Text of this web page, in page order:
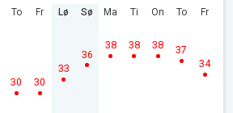
To
30
Fr
30
Lø
33
Sø
36
Ma
38
Ti
38
On
38
To
37
Fr
34